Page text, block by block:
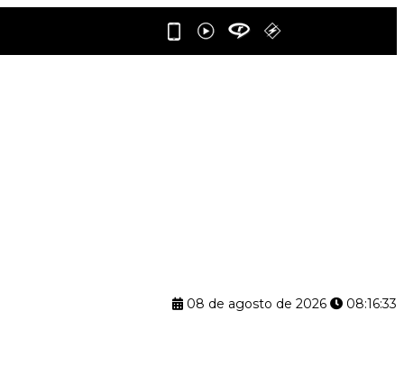
08 de agosto de 2026 08:16:34